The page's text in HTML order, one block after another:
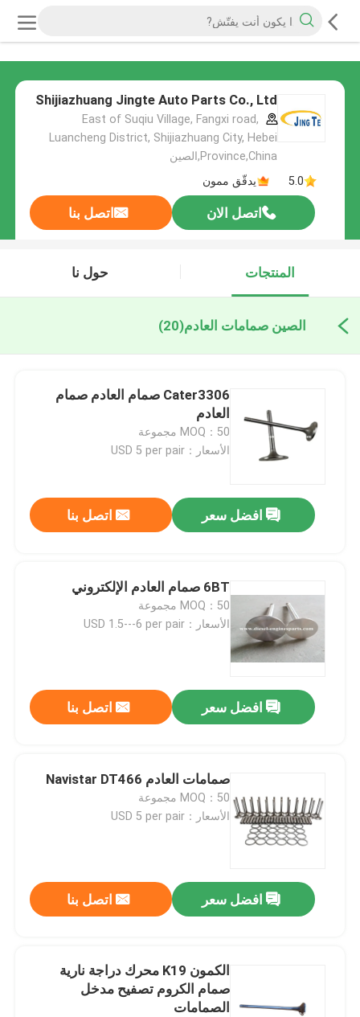
Shijiazhuang Jingte Auto Parts Co., Ltd
East of Suqiu Village, Fangxi road,
Luancheng District, Shijiazhuang City, Hebei
Province,China,الصين
5.0
يدقّق ممون
اتصل الان اتصل بنا
المنتجات حول نا
الصين صمامات العادم(20)
Cater3306 صمام العادم صمام
العادم
MOQ：50 مجموعة
الأسعار：USD 5 per pair
افضل سعر اتصل بنا
6BT صمام العادم الإلكتروني
MOQ：50 مجموعة
الأسعار：USD 1.5---6 per pair
افضل سعر اتصل بنا
صمامات العادم Navistar DT466
MOQ：50 مجموعة
الأسعار：USD 5 per pair
افضل سعر اتصل بنا
الكمون K19 محرك دراجة نارية
صمام الكروم تصفيح مدخل
الصمامات